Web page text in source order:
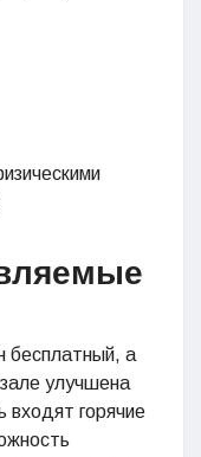
бесплатный, а
улучшена
входят горячие